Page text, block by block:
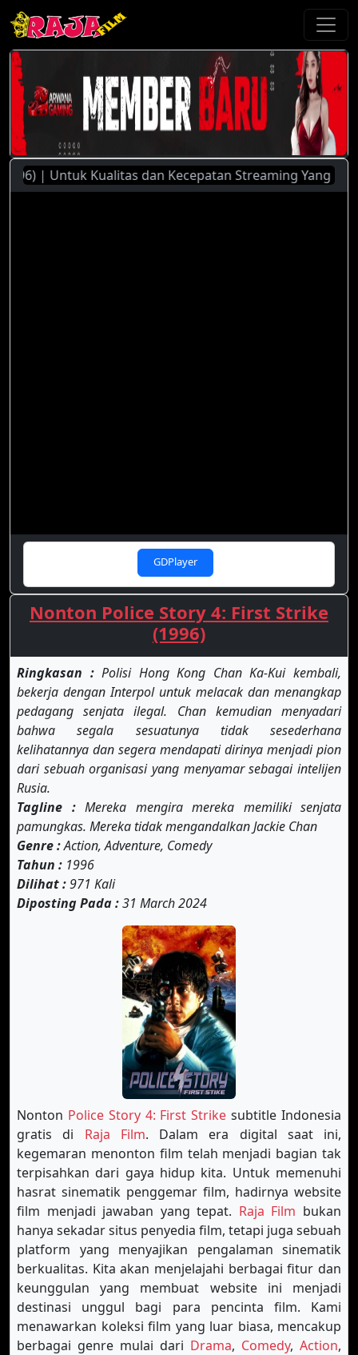
| Untuk Kualitas dan Kecepatan Streaming Yang
GDPlayer
Nonton Police Story 4: First Strike
(1996)
Ringkasan :Polisi Hong Kong Chan Ka-Kui kembali,
bekerja dengan Interpol untuk melacak dan menangkap
pedagang senjata ilegal. Chan kemudian menyadari
bahwa segala sesuatunya tidak sesederhana
kelihatannya dan segera mendapati dirinya menjadi pion
dari sebuah organisasi yang menyamar sebagai intelijen
Rusia.
Tagline :Mereka mengira mereka memiliki senjata
pamungkas. Mereka tidak mengandalkan Jackie Chan
Genre :Action, Adventure, Comedy
Tahun : 1996
Dilihat :971 Kali
Diposting Pada :31 March 2024
Nonton Police Story 4: First Strike subtitle Indonesia
gratis di Raja Film. Dalam era digital saat ini,
kegemaran menonton film telah menjadi bagian tak
terpisahkan dari gaya hidup kita. Untuk memenuhi
hasrat sinematik penggemar film, hadirnya website
film menjadi jawaban yang tepat. Raja Film bukan
hanya sekadar situs penyedia film, tetapi juga sebuah
platform yang menyajikan pengalaman sinematik
berkualitas. Kita akan menjelajahi berbagai fitur dan
keunggulan yang membuat website ini menjadi
destinasi unggul bagi para pencinta film. Kami
menawarkan koleksi film yang luar biasa, mencakup
berbagai genre mulai dari Drama, Comedy, Action,